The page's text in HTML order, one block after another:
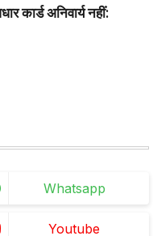
कार्ड अनिवार्य नहीं:
Whatsapp
Youtube